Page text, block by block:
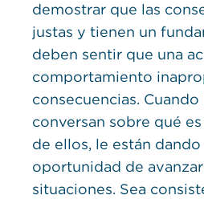
demostrar que las
justas y tienen un
deben sentir que una
comportamiento
consecuencias.
conversan sobre qué
de ellos, le están
oportunidad de
situaciones. Sea